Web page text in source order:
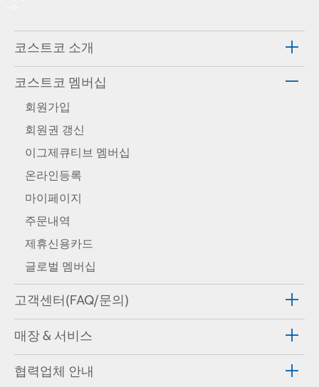
코스트코 소개
코스트코 멤버십
회원가입
회원권 갱신
이그제큐티브 멤버십
온라인등록
마이페이지
주문내역
제휴신용카드
글로벌 멤버십
고객센터(FAQ/문의)
매장 & 서비스
협력업체 안내